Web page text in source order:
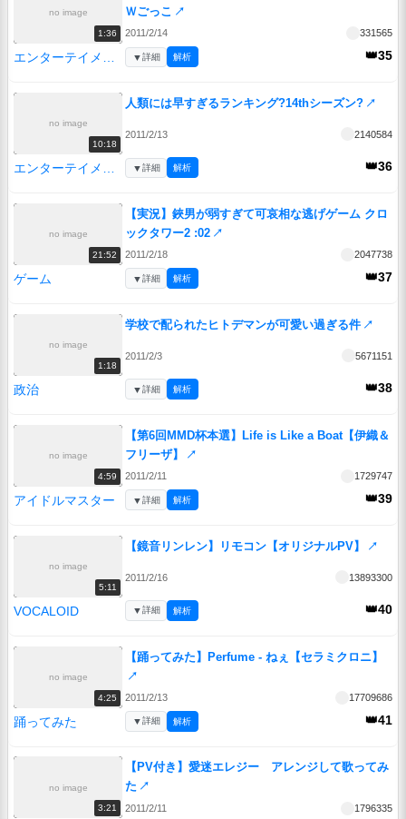
no image
1:36
Ｗごっこ ↗
2011/2/14 331565
👑35
▼詳細 解析
no image
10:18
人類には早すぎるランキング?14thシーズン? ↗
2011/2/13 2140584
👑36
▼詳細 解析
no image
21:52
【実況】鋏男が弱すぎて可哀相な逃げゲーム クロ
ックタワー2 :02 ↗
2011/2/18 2047738
ゲーム 👑37
▼詳細 解析
no image
1:18
学校で配られたヒトデマンが可愛い過ぎる件 ↗
2011/2/3 5671151
政治 👑38
▼詳細 解析
no image
4:59
【第6回MMD杯本選】Life is Like a Boat【伊織＆
フリーザ】
↗
2011/2/11 1729747
アイドルマスター 👑39
▼詳細 解析
no image
5:11
【鏡音リンレン】リモコン【オリジナルPV】 ↗
2011/2/16 13893300
VOCALOID 👑40
▼詳細 解析
no image
4:25
【踊ってみた】Perfume - ねぇ【セラミクロニ】
↗
2011/2/13 17709686
踊ってみた 👑41
▼詳細 解析
no image
3:21
【PV付き】愛迷エレジー アレンジして歌ってみ
た ↗
2011/2/11 1796335